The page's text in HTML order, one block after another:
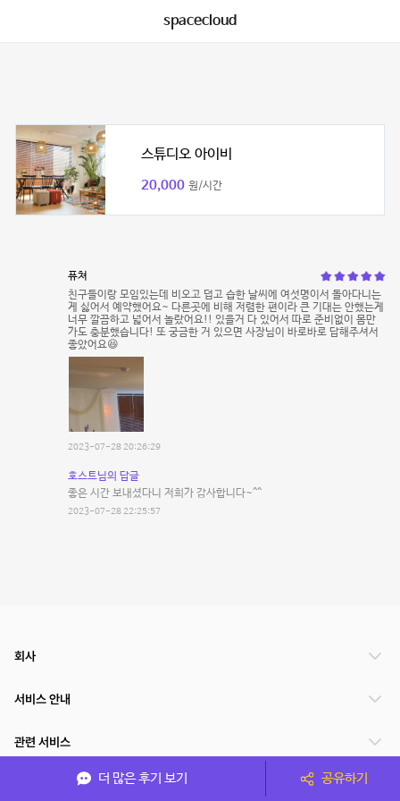
spacecloud
스튜디오 아이비
20,000 원/시간
퓨쳐
친구들이랑 모임있는데 비오고 덥고 습한 날씨에 여섯명이서 돌아다니는
게 싫어서 예약했어요~ 다른곳에 비해 저렴한 편이라 큰 기대는 안했는게
너무 깔끔하고 넓어서 놀랐어요!! 있을거 다 있어서 따로 준비없이 몸만
가도 충분했습니다! 또 궁금한 거 있으면 사장님이 바로바로 답해주셔서
좋았어요😆
2023-07-28 20:26:29
호스트님의 답글
좋은 시간 보내셨다니 저희가 감사합니다~^^
2023-07-28 22:25:57
더 많은 후기 보기 공유하기
회사
서비스 안내
관련 서비스